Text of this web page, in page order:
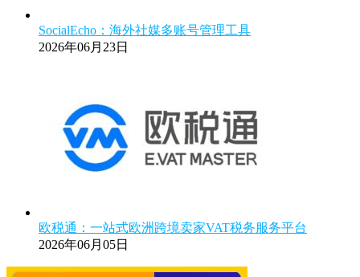
SocialEcho：海外社媒多账号管理工具
2026年06月23日
欧税通：一站式欧洲跨境卖家VAT税务服务平台
2026年06月05日